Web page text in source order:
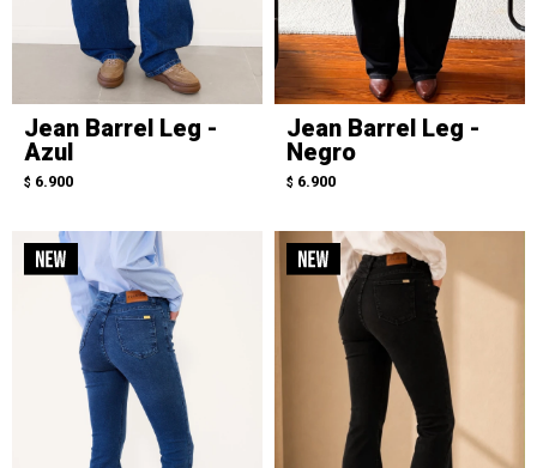
Jean Barrel Leg -
Azul
$ 6.900
Jean Barrel Leg -
Negro
$ 6.900